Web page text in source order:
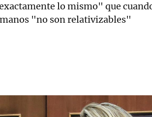
lo mismo" que
"no son relativizables"